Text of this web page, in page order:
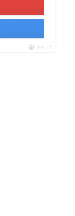
ポチップ